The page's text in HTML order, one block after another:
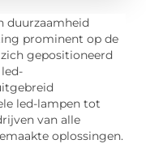
duurzaamheid
prominent op de
gepositioneerd
led-lampen tot
van alle
oplossingen.